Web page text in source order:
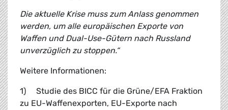
Die aktuelle Krise muss zum Anlass genommen
werden, um alle europäischen Exporte von
Waffen und Dual-Use-Gütern nach Russland
unverzüglich zu stoppen.“
Weitere Informationen:
1)
Studie des BICC für die Grüne/EFA Fraktion
zu EU-Waffenexporten, EU-Exporte nach